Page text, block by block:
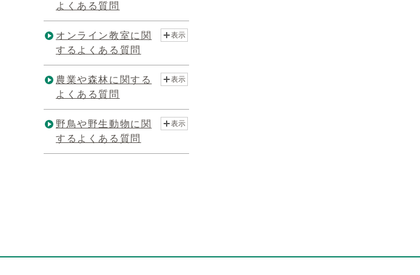
よくある質問
オンライン教室に関
するよくある質問
表示
農業や森林に関する
よくある質問
表示
野鳥や野生動物に関
するよくある質問
表示